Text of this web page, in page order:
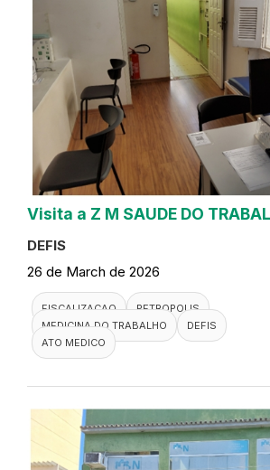
Visita a Z M SAUDE DO
DEFIS
26 de March de 2026
FISCALIZACAO
PETROPOLIS
MEDICINA DO TRABALHO
DEFIS
ATO MEDICO